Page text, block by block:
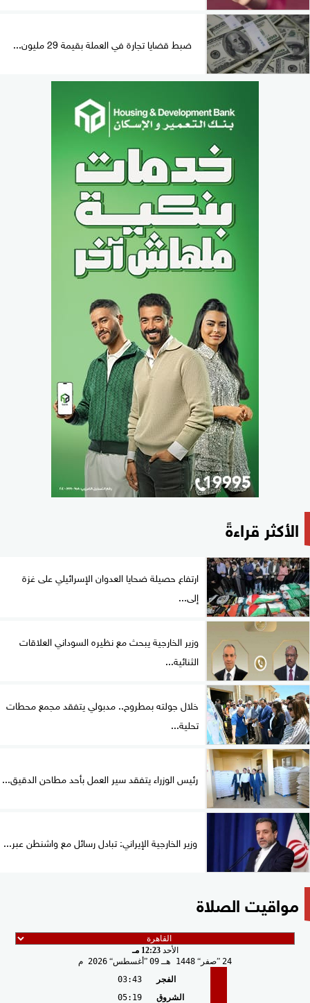
ضبط قضايا تجارة في العملة بقيمة 29 مليون...
الأكثر قراءةً
ارتفاع حصيلة ضحايا العدوان الإسرائيلي على غزة
إلى...
وزير الخارجية يبحث مع نظيره السوداني العلاقات
الثنائية...
خلال جولته بمطروح.. مدبولي يتفقد مجمع محطات
تحلية...
رئيس الوزراء يتفقد سير العمل بأحد مطاحن الدقيق...
وزير الخارجية الإيراني: تبادل رسائل مع واشنطن عبر...
مواقيت الصلاة
الأحد12:23 مـ
24
صفر 1448 هـ 09 أغسطس 2026 م
الفجر
03:43
الشروق
05:19